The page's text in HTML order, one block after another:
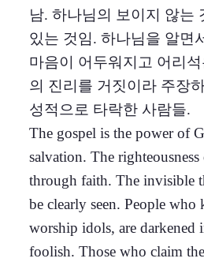
남. 하나님의 보이지 않는
있는 것임. 하나님을 알면
마음이 어두워지고 어리
의 진리를 거짓이라 주장
성적으로 타락한 사람들.
The gospel is the power of
salvation. The
through faith. The invisible
be clearly seen. People
worship idols, are darkened
foolish. Those who claim